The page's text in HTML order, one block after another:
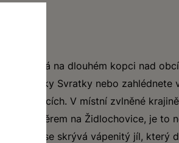
rozléhá na dlouhém kopci nad
řeky Svratky nebo zahlédnete
V místní zvlněné
směrem na Židlochovice, je to
podloží se skrývá vápenitý jíl, který